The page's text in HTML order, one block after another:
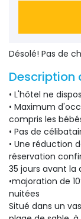
Désolé! Pas de
Description
• L'hôtel ne
• Maximum
compris les
• Pas de
• Une réduction
réservation
35 jours avant la
•majoration de
nuitées
Situé dans un